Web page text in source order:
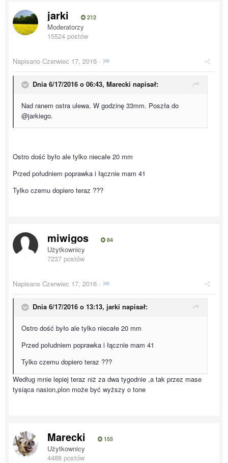
jarki 212
Moderatorzy
15524 postów
Napisano Czerwiec 17, 2016 ·
Dnia 6/17/2016 o 06:43, Marecki napisał:
Nad ranem ostra ulewa. W godzinę 33mm. Poszła do
@jarkiego.
Ostro dość było ale tylko niecałe 20 mm
Przed południem poprawka i łącznie mam 41
Tylko czemu dopiero teraz ???
miwigos 84
Użytkownicy
7237 postów
Napisano Czerwiec 17, 2016 ·
Dnia 6/17/2016 o 13:13, jarki napisał:
Ostro dość było ale tylko niecałe 20 mm
Przed południem poprawka i łącznie mam 41
Tylko czemu dopiero teraz ???
Według mnie lepiej teraz niż za dwa tygodnie ,a tak przez mase
tysiąca nasion,plon może być wyższy o tone
Marecki 155
Użytkownicy
4488 postów